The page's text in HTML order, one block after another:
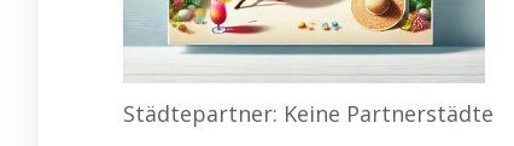
Städtepartner: Keine Partnerstädte